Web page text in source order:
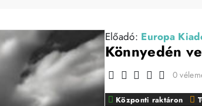
Előadó: Europa
Könnyedén
Központi raktáron
0